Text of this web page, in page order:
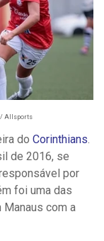
/ Allsports
do Corinthians
de 2016, se
por
foi uma das
com a